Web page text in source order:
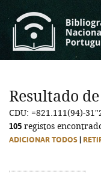
Resultado
CDU: =821.111(94)-
105 registos
ADICIONAR TODOS